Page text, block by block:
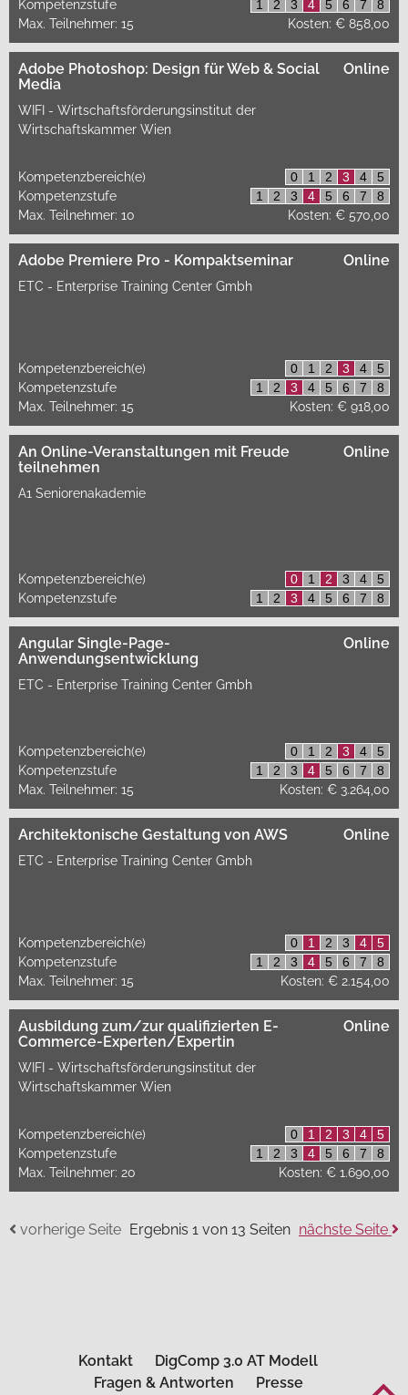
Kompetenzstufe
1
2 3 4 5 6 7
8
Max. Teilnehmer: 15
Kosten: € 858,00
Adobe Photoshop: Design für Web & Social
Media
WIFI - Wirtschaftsförderungsinstitut der
Wirtschaftskammer Wien
Online
Kompetenzbereich(e)
Kompetenzstufe
0 1 2 3 4
5
1
2 3 4 5 6 7
8
Max. Teilnehmer: 10
Kosten: € 570,00
Adobe Premiere Pro - Kompaktseminar
ETC - Enterprise Training Center Gmbh
Online
Kompetenzbereich(e)
Kompetenzstufe
0 1 2 3 4
5
1
2 3 4 5 6 7
8
Max. Teilnehmer: 15
Kosten: € 918,00
An Online-Veranstaltungen mit Freude
teilnehmen
A1 Seniorenakademie
Online
Kompetenzbereich(e)
Kompetenzstufe
0 1 2 3 4
5
1
2 3 4 5 6 7 8
Angular Single-Page-
Anwendungsentwicklung
ETC - Enterprise Training Center Gmbh
Online
Kompetenzbereich(e)
Kompetenzstufe
0 1 2 3 4
5
1
2 3 4 5 6 7
8
Max. Teilnehmer: 15
Kosten: € 3.264,00
Architektonische Gestaltung von AWS
ETC - Enterprise Training Center Gmbh
Online
Kompetenzbereich(e)
Kompetenzstufe
0 1 2 3 4
5
1
2 3 4 5 6 7
8
Max. Teilnehmer: 15
Kosten: € 2.154,00
Ausbildung zum/zur qualifizierten E-
Commerce-Experten/Expertin
WIFI - Wirtschaftsförderungsinstitut der
Wirtschaftskammer Wien
Online
Kompetenzbereich(e)
Kompetenzstufe
0 1 2 3 4
5
1
2 3 4 5 6 7
8
Max. Teilnehmer: 20
Kosten: € 1.690,00
vorherige Seite Ergebnis 1 von 13 Seiten nächste Seite
Kontakt
DigComp 3.0 AT Modell
Fragen & Antworten
Presse